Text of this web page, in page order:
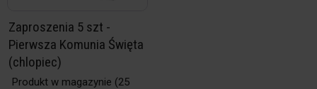
Zaproszenia 5 szt -
Pierwsza Komunia Święta
(chlopiec)
Produkt w magazynie (25